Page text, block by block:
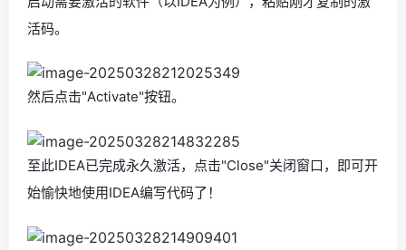
活码。
然后点击"Activate"按钮。
至此IDEA已完成永久激活，点击"Close"关闭窗口，即可开
始愉快地使用IDEA编写代码了！